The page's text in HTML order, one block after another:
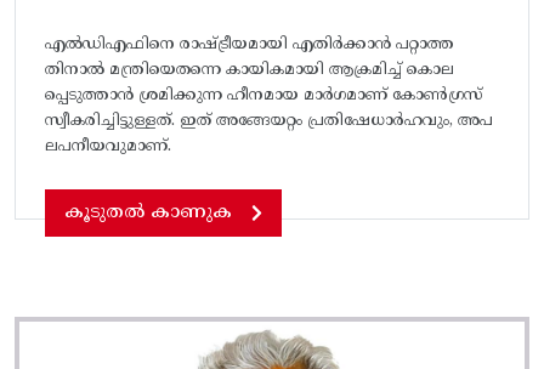
എല്‍ഡിഎഫിനെ രാഷ്ട്രീയമായി എതിര്‍ക്കാന്‍ പറ്റാത്ത
തിനാല്‍ മന്ത്രിയെതന്നെ കായികമായി ആക്രമിച്ച്‌ കൊല
പ്പെടുത്താന്‍ ശ്രമിക്കുന്ന ഹീനമായ മാര്‍ഗമാണ്‌ കോണ്‍ഗ്രസ്‌
സ്വീകരിച്ചിട്ടുള്ളത്‌. ഇത്‌ അങ്ങേയറ്റം പ്രതിഷേധാര്‍ഹവും, അപ
ലപനീയവുമാണ്‌.
കൂടുതൽ കാണുക